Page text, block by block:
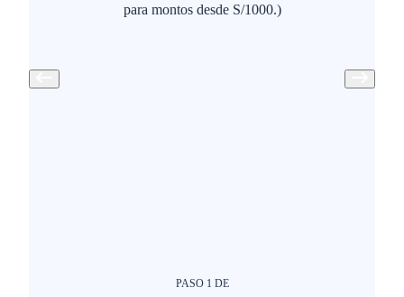
para montos desde S/1000.)
PASO 1 DE